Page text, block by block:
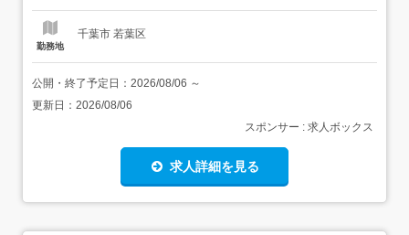
勤務地
千葉市 若葉区
公開・終了予定日： 2026/08/06 ～
更新日： 2026/08/06
スポンサー : 求人ボックス
求人詳細を見る